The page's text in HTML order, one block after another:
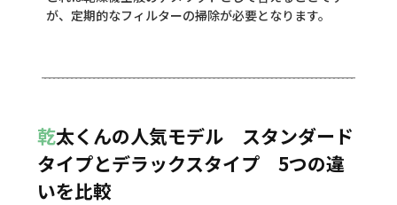
が、定期的なフィルターの掃除が必要となります。
乾太くんの人気モデル スタンダード
タイプとデラックスタイプ 5つの違
いを比較